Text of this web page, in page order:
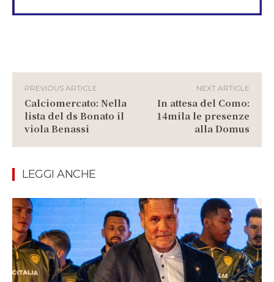
PREVIOUS ARTICLE
Calciomercato: Nella
lista del ds Bonato il
viola Benassi
NEXT ARTICLE
In attesa del Como:
14mila le presenze
alla Domus
LEGGI ANCHE